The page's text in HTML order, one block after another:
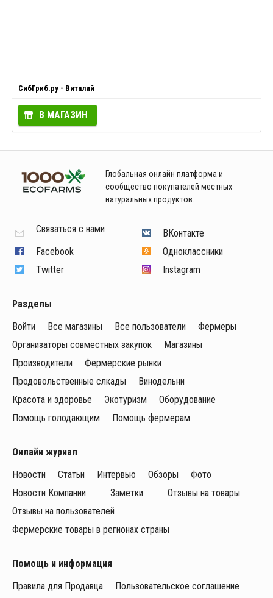
СибГриб.ру - Виталий
В МАГАЗИН
Глобальная онлайн платформа и
сообщество покупателей местных
натуральных продуктов.
Связаться с нами
Facebook
Twitter
ВКонтакте
Одноклассники
Instagram
Разделы
Войти
Все магазины Все пользователи
Фермеры
Организаторы совместных закупок
Магазины
Производители
Фермерские рынки
Продовольственные слкады
Винодельни
Красота и здоровье
Экотуризм
Оборудование
Помощь голодающим
Помощь фермерам
Онлайн журнал
Новости
Статьи Интервью Обзоры
Фото
Новости Компании
Заметки
Отзывы на товары
Отзывы на пользователей
Фермерские товары в регионах страны
Помощь и информация
Правила для Продавца
Пользовательское соглашение